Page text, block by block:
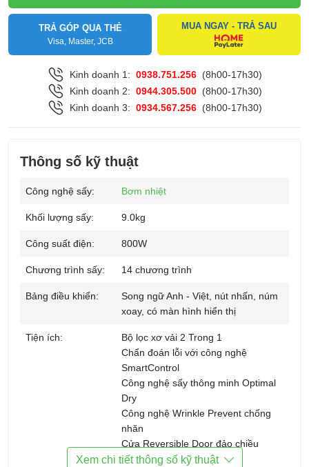
TRẢ GÓP QUA THẺ
Visa, Master, JCB
MUA NGAY - TRẢ SAU
Kinh doanh 1: 0938.751.256 (8h00-17h30)
Kinh doanh 2: 0944.305.500 (8h00-17h30)
Kinh doanh 3: 0934.567.256 (8h00-17h30)
Thông số kỹ thuật
Công nghệ sấy: Bơm nhiệt
Khối lượng sấy: 9.0kg
Công suất điện: 800W
Chương trình sấy: 14 chương trình
Bảng điều khiển:
Song ngữ Anh - Việt, nút nhấn, núm
xoay, có màn hình hiển thị
Tiện ích:
Bộ lọc xơ vải 2 Trong 1
Chẩn đoán lỗi với công nghệ
SmartControl
Công nghệ sấy thông minh Optimal
Dry
Công nghệ Wrinkle Prevent chống
nhăn
Cửa Reversible Door đảo chiều
Khóa trẻ em
Xem chi tiết thông số kỹ thuật